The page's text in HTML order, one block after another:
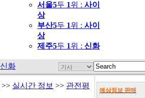
서울5두 1위 : 사이
상
부산5두 1위 : 사이
상
제주5두 1위 : 신화
신화
>> 실시간 정보 >> 관전평
예상정보 판매